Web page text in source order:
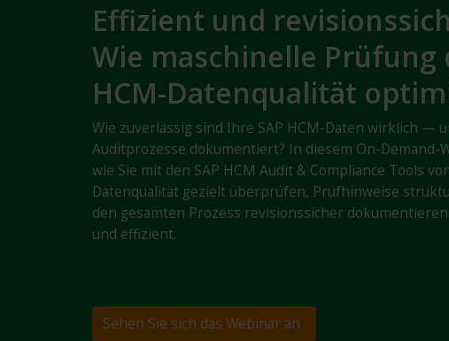
Effizient und
Wie maschinelle Prüfung
HCM-Datenqualität
Wie zuverlässig sind Ihre SAP HCM-Daten wirklich —
Auditprozesse dokumentiert? In diesem On-Demand-
wie Sie mit den SAP HCM Audit & Compliance Tools
Datenqualität gezielt überprüfen, Prüfhinweise
den gesamten Prozess revisionssicher
und effizient.
Sehen Sie sich das Webinar an